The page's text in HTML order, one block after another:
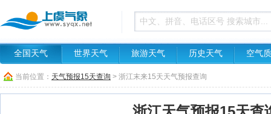
全国天气 世界天气 旅游天气 历史天气 空气
当前位置： 天气预报15天查询 > 浙江末来15天天气预报查询